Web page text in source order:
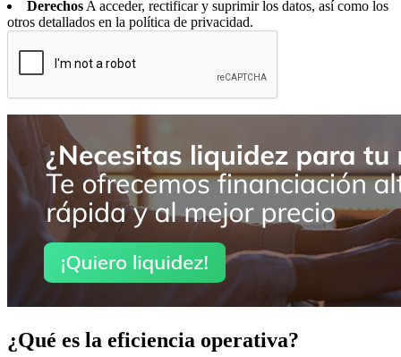
Derechos A acceder, rectificar y suprimir los datos, así como los
otros detallados en la política de privacidad.
¿Qué es la eficiencia operativa?